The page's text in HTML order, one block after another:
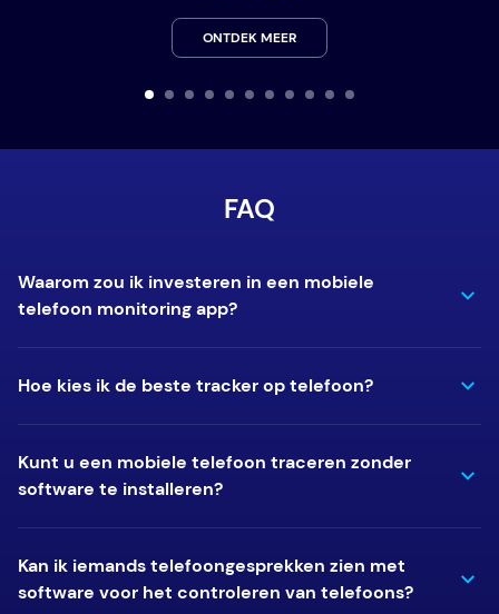
ONTDEK MEER
FAQ
Waarom zou ik investeren in een mobiele
telefoon monitoring app?
Hoe kies ik de beste tracker op telefoon?
Kunt u een mobiele telefoon traceren zonder
software te installeren?
Kan ik iemands telefoongesprekken zien met
software voor het controleren van telefoons?